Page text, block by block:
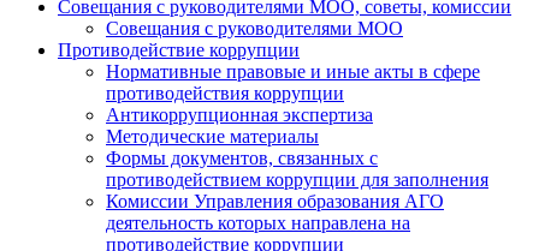
Совещания с руководителями МОО, советы, комиссии
Совещания с руководителями МОО
Противодействие коррупции
Нормативные правовые и иные акты в сфере
противодействия коррупции
Антикоррупционная экспертиза
Методические материалы
Формы документов, связанных с
противодействием коррупции для заполнения
Комиссии Управления образования АГО
деятельность которых направлена на
противодействие коррупции